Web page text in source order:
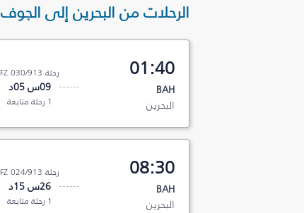
الرحلات من البحرين إلى الجوف
01:40
BAH
البحرين
رحلة FZ 030/913
09س 05د
1 رحلة متابعة
08:30
BAH
البحرين
رحلة FZ 024/913
26س 15د
1 رحلة متابعة